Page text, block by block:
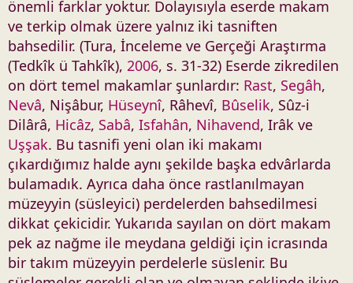
önemli farklar yoktur. Dolayısıyla eserde makam
ve terkip olmak üzere yalnız iki tasniften
bahsedilir. (Tura, İnceleme ve Gerçeği Araştırma
(Tedkîk ü Tahkîk), 2006, s. 31-32) Eserde zikredilen
on dört temel makamlar şunlardır: Rast, Segâh,
Nevâ, Nişâbur, Hüseynî, Râhevî, Bûselik, Sûz-i
Dilârâ, Hicâz, Sabâ, Isfahân, Nihavend, Irâk ve
Uşşak. Bu tasnifi yeni olan iki makamı
çıkardığımız halde aynı şekilde başka edvârlarda
bulamadık. Ayrıca daha önce rastlanılmayan
müzeyyin (süsleyici) perdelerden bahsedilmesi
dikkat çekicidir. Yukarıda sayılan on dört makam
pek az nağme ile meydana geldiği için icrasında
bir takım müzeyyin perdelerle süslenir. Bu